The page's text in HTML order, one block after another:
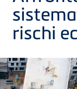
rischi